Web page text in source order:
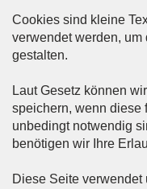
Cookies sind kleine
verwendet werden, um
gestalten.
Laut Gesetz können
speichern, wenn diese
unbedingt notwendig
benötigen wir Ihre
Diese Seite